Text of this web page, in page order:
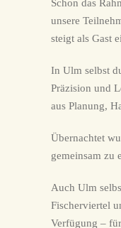
Schon das
unsere
steigt als Gast
In Ulm selbst
Präzision und
aus Planung,
Übernachtet
gemeinsam zu
Auch Ulm
Fischerviertel
Verfügung –